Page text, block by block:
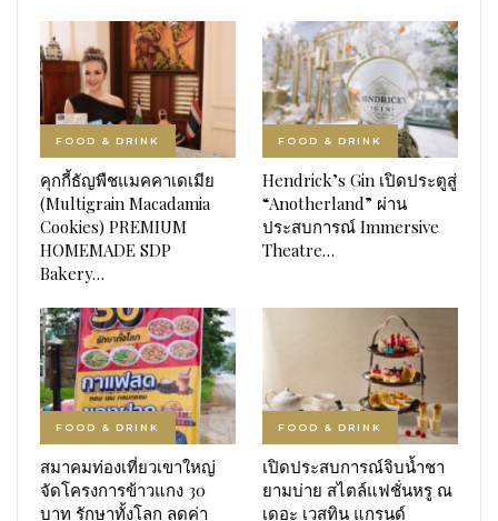
FOOD & DRINK
คุกกี้ธัญพืชแมคคาเดเมีย
(Multigrain Macadamia
Cookies) PREMIUM
HOMEMADE SDP
Bakery…
FOOD & DRINK
Hendrick’s Gin เปิดประตูสู่
“Anotherland” ผ่าน
ประสบการณ์ Immersive
Theatre…
FOOD & DRINK
สมาคมท่องเที่ยวเขาใหญ่
จัดโครงการข้าวแกง 30
บาท รักษาทั้งโลก ลดค่า
FOOD & DRINK
เปิดประสบการณ์จิบน้ำชา
ยามบ่าย สไตล์แฟชั่นหรู ณ
เดอะ เวสทิน แกรนด์